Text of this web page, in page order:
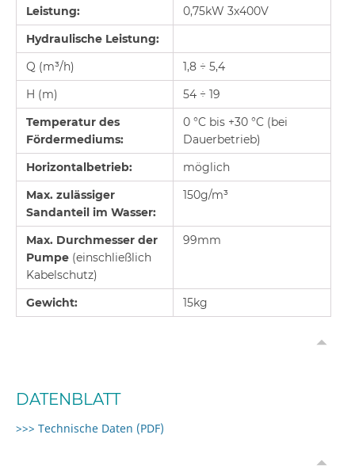
Leistung:
0,75kW 3x400V
Hydraulische Leistung:
Q (m³/h)
1,8 ÷ 5,4
H (m)
54 ÷ 19
Temperatur des
Fördermediums:
0 °C bis +30 °C (bei
Dauerbetrieb)
Horizontalbetrieb:
möglich
Max. zulässiger
Sandanteil im Wasser:
150g/m³
Max. Durchmesser der
Pumpe (einschließlich
Kabelschutz)
99mm
Gewicht: 15kg
DATENBLATT
>>> Technische Daten (PDF)